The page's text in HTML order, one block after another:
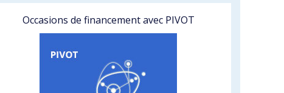
Occasions de financement avec PIVOT